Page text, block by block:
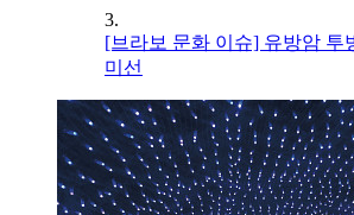
3.
[브라보 문화 이슈] 유방암 투
미선